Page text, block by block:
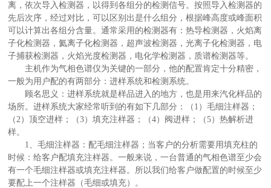
离，依次导入检测器，以得到各组分的检测信号。按照导入检测器的
先后次序，经过对比，可以区别出是什么组分，根据峰高度或峰面积
可以计算出各组分含量。通常采用的检测器有：热导检测器，火焰离
子化检测器，氦离子化检测器，超声波检测器，光离子化检测器，电
子捕获检测器，火焰光度检测器，电化学检测器，质谱检测器等。
主机作为气相色谱仪为关键的一部分，他的配置肯定十分精密，
一般为用户配的有两部分：进样系统和检测系统。
顾名思义：进样系统就是样品进入的地方，也是用来汽化样品的
场所。进样系统大家经常听到的有如下几部分：（1）毛细注样器；
（2）顶空进样；（3）填充注样器；（4）阀进样；（5）热解析进
样。
1、毛细注样器：配毛细注样器；当客户的分析需要用填充柱的
时候：给客户配填充注样器。一般来说，一台普通的气相色谱至少会
有一个毛细注样器或填充注样器。所以我们给客户做配置的时候至少
要配上一个注样器（毛细或填充）。